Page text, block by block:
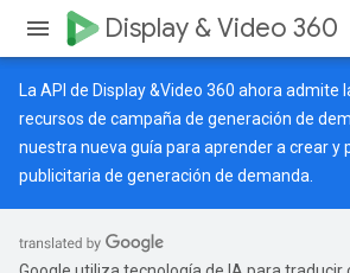
Display & Video 360
La API de Display &Video 360 ahora admite
recursos de campaña de generación de
nuestra nueva guía para aprender a crear y
publicitaria de generación de demanda.